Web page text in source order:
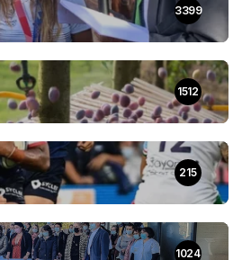
3399
1512
215
1024